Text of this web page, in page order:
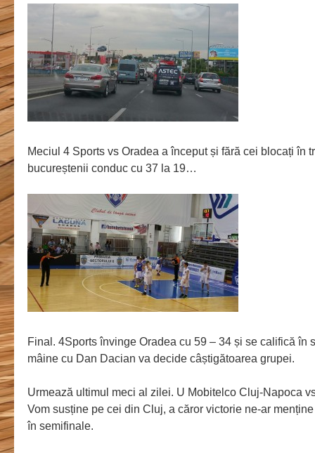
Meciul 4 Sports vs Oradea a început și fără cei blocați în
bucureștenii conduc cu 37 la 19…
Final. 4Sports învinge Oradea cu 59 – 34 și se califică în
mâine cu Dan Dacian va decide câștigătoarea grupei.
Urmează ultimul meci al zilei. U Mobitelco Cluj-Napoca
Vom susține pe cei din Cluj, a căror victorie ne-ar
în semifinale.